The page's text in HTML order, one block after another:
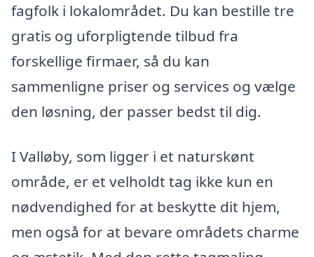
fagfolk i lokalområdet. Du kan bestille tre
gratis og uforpligtende tilbud fra
forskellige firmaer, så du kan
sammenligne priser og services og vælge
den løsning, der passer bedst til dig.
I Valløby, som ligger i et naturskønt
område, er et velholdt tag ikke kun en
nødvendighed for at beskytte dit hjem,
men også for at bevare områdets charme